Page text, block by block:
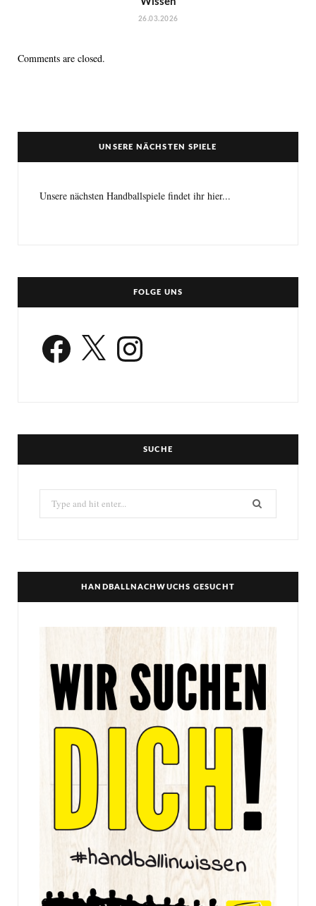
26.03.2026
Comments are closed.
UNSERE NÄCHSTEN SPIELE
Unsere nächsten Handballspiele findet ihr hier...
FOLGE UNS
Facebook X Instagram
SUCHE
Search
for:
HANDBALLNACHWUCHS GESUCHT